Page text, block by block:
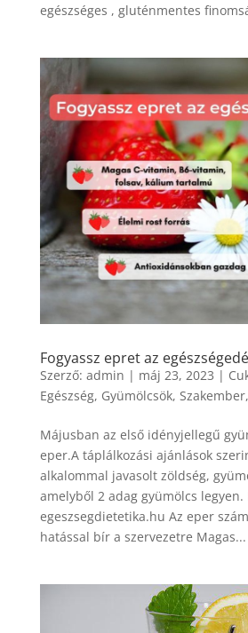
egészséges , gluténmentes
Fogyassz epret az
Szerző: admin | máj 23, 2023 |
Egészség, Gyümölcsök, Szakember,
Májusban az első idényjellegű
eper.A táplálkozási ajánlások
alkalommal javasolt zöldség,
amelyből 2 adag gyümölcs legyen.
egeszsegdietetika.hu Az eper
hatással bír a szervezetre Magas...